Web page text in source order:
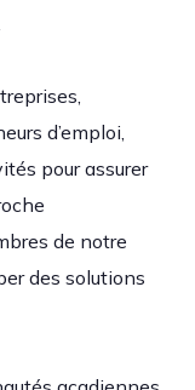
d’emploi,
pour assurer
de notre
des solutions